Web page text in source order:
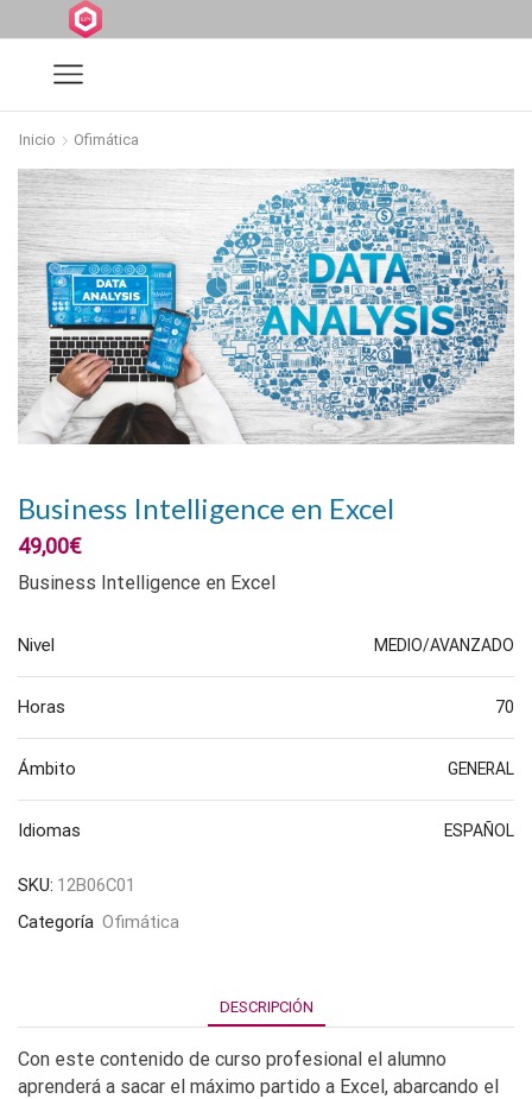
Inicio Ofimática
Business Intelligence en Excel
49,00€
Business Intelligence en Excel
Nivel MEDIO/AVANZADO
Horas 70
Ámbito GENERAL
Idiomas ESPAÑOL
SKU: 12B06C01
Categoría Ofimática
DESCRIPCIÓN
Con este contenido de curso profesional el alumno
aprenderá a sacar el máximo partido a Excel, abarcando el